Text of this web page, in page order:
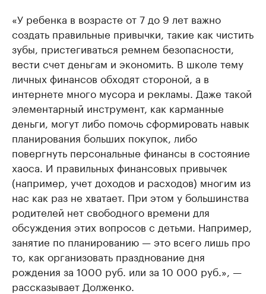
«У ребенка в возрасте от 7 до 9 лет важно
создать правильные привычки, такие как чистить
зубы, пристегиваться ремнем безопасности,
вести счет деньгам и экономить. В школе тему
личных финансов обходят стороной, а в
интернете много мусора и рекламы. Даже такой
элементарный инструмент, как карманные
деньги, могут либо помочь сформировать навык
планирования больших покупок, либо
повергнуть персональные финансы в состояние
хаоса. И правильных финансовых привычек
(например, учет доходов и расходов) многим из
нас как раз не хватает. При этом у большинства
родителей нет свободного времени для
обсуждения этих вопросов с детьми. Например,
занятие по планированию — это всего лишь про
то, как организовать празднование дня
рождения за 1000 руб. или за 10 000 руб.», —
рассказывает Долженко.